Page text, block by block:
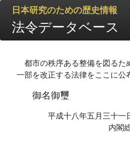
日本研究のための歴史情報
法令データベース
都市の秩序ある整備を図るた
一部を改正する法律をここに公
御名御璽
平成十八年五月三十一
内閣